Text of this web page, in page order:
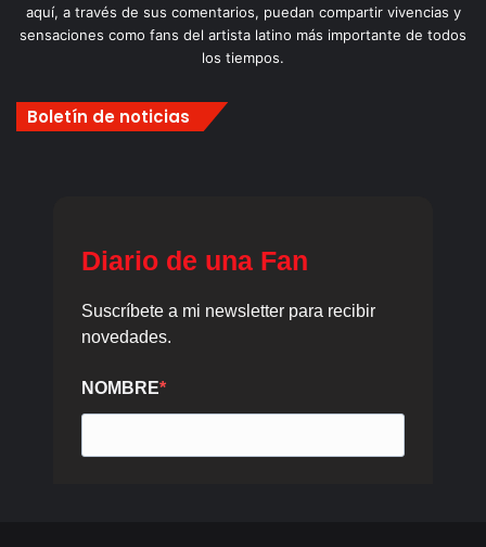
aquí, a través de sus comentarios, puedan compartir vivencias y
sensaciones como fans del artista latino más importante de todos
los tiempos.
Boletín de noticias